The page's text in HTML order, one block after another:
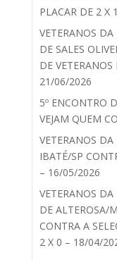
PLACAR DE 2
VETERANOS
DE SALES
DE
21/06/2026
5º ENCONTRO
VEJAM QUEM
VETERANOS
IBATÉ/SP
– 16/05/2026
VETERANOS
DE ALTEROSA/
CONTRA A
2 X 0 – 18/04/